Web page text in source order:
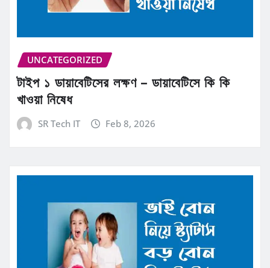
UNCATEGORIZED
টাইপ ১ ডায়াবেটিসের লক্ষণ – ডায়াবেটিসে কি কি
খাওয়া নিষেধ
SR Tech IT Feb 8, 2026